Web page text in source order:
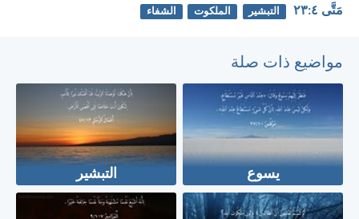
مَتَّى ٤:‏٢٣ التبشير الملكوت الشفاء
مواضيع ذات صلة
يسوع التبشير